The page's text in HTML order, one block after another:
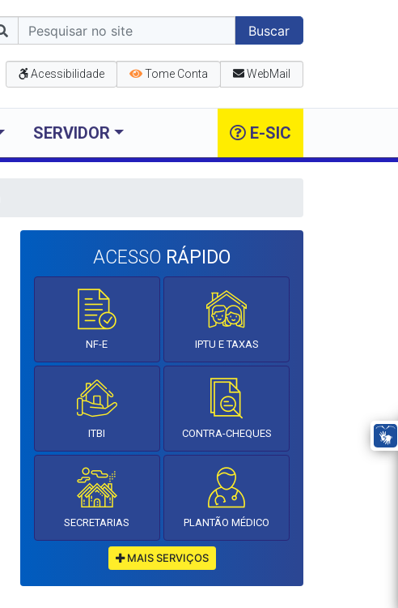
Buscar
Acessibilidade Tome Conta WebMail
SERVIDOR E-SIC
ACESSO RÁPIDO
NF-E IPTU E TAXAS
ITBI CONTRA-CHEQUES
SECRETARIAS PLANTÃO MÉDICO
MAIS SERVIÇOS